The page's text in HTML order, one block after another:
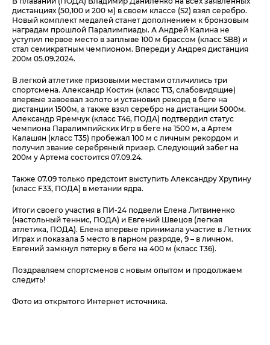
дистанциях (50,100 и 200 м) в своем классе (S2) взял серебро.
Новый комплект медалей станет дополнением к бронзовым
наградам прошлой Паралимпиады. А Андрей Калина не
уступил первое место в заплыве 100 м брассом (класс SB8) и
стал семикратным чемпионом. Впереди у Андрея дистанция
200м 05.09.2024.
В легкой атлетике призовыми местами отличились три
спортсмена. Александр Костин (класс T13, слабовидящие)
впервые завоевал золото и установил рекорд в беге на
дистанции 1500м, а также взял серебро на дистанции 5000м.
Александр Яремчук (класс Т46, ПОДА) подтвердил статус
чемпиона Паралимпийских Игр в беге на 1500 м, а Артем
Калашян (класс Т35) пробежал 100 м с личным рекордом и
получил звание серебряный призер. Следующий забег на
200м у Артема состоится 07.09.24.
Также 07.09 только предстоит выступить Александру Хрупину
(класс F33, ПОДА) в метании ядра.
Итоги своего участия в ПИ-24 подвели Елена Литвиненко
(настольный теннис, ПОДА) и Евгений Швецов (легкая
атлетика, ПОДА). Елена впервые принимала участие в Летних
Играх и показала 5 место в парном разряде, 9 – в личном.
Евгений замкнул пятерку в беге на 400 м (класс T36).
Поздравляем спортсменов с новым опытом и продолжаем
следить!
Фото из открытого Интернет источника.